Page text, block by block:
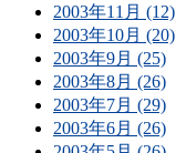
2003年11月 (12)
2003年10月 (20)
2003年9月 (25)
2003年8月 (26)
2003年7月 (29)
2003年6月 (26)